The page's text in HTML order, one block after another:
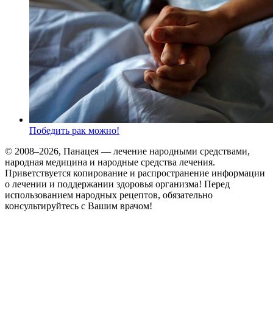
Победить рак можно!
© 2008–2026, Панацея — лечение народными средствами,
народная медицина и народные средства лечения.
Приветствуется копирование и распространение информации
о лечении и поддержании здоровья организма! Перед
использованием народных рецептов, обязательно
консультируйтесь с Вашим врачом!